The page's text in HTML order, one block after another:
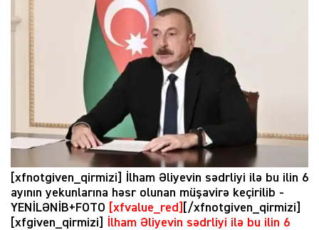
[xfnotgiven_qirmizi] İlham Əliyevin sədrliyi ilə bu ilin 6
ayının yekunlarına həsr olunan müşavirə keçirilib -
YENİLƏNİB+FOTO
[xfvalue_red]
[/xfnotgiven_qirmizi]
[xfgiven_qirmizi]
İlham Əliyevin sədrliyi ilə bu ilin 6